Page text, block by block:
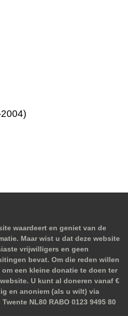
waardeert en geniet van de
Maar wist u dat deze website
vrijwilligers en geen
bevat. Om die reden willen
een kleine donatie te doen ter
U kunt al doneren vanaf €
en anoniem (als u wilt) via
NL80 RABO 0123 9495 80